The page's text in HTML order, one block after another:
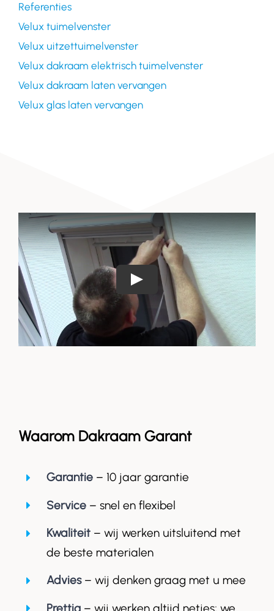
Referenties
Velux tuimelvenster
Velux uitzettuimelvenster
Velux dakraam elektrisch tuimelvenster
Velux dakraam laten vervangen
Velux glas laten vervangen
Waarom Dakraam Garant
Garantie– 10 jaar garantie
Service – snel en flexibel
Kwaliteit– wij werken uitsluitend met
de beste materialen
Advies– wij denken graag met u mee
Prettig– wij werken altijd netjes; we